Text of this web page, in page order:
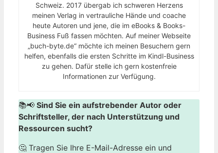
Schweiz. 2017 übergab ich schweren Herzens
meinen Verlag in vertrauliche Hände und coache
heute Autoren und jene, die im eBooks & Books-
Business Fuß fassen möchten. Auf meiner Webseite
„buch-byte.de“ möchte ich meinen Besuchern gern
helfen, ebenfalls die ersten Schritte im Kindl-Business
zu gehen. Dafür stelle ich gern kostenfreie
Informationen zur Verfügung.
📚📢 Sind Sie ein aufstrebender Autor oder
Schriftsteller, der nach Unterstützung und
Ressourcen sucht?
🤔 Tragen Sie Ihre E-Mail-Adresse ein und